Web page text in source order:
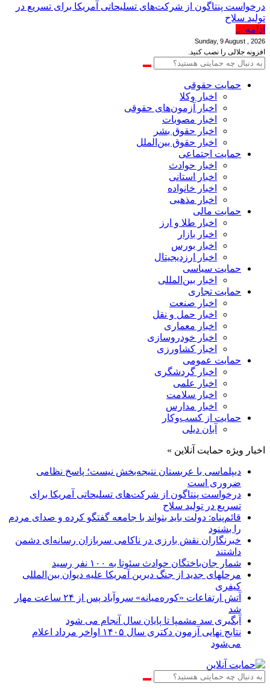
درخواست پنتاگون از شرکت‌های تسلیحاتی آمریکا برای تسریع در
تولید سلاح
ادامه ...
Sunday, 9 August , 2026
افزونه جلالی را نصب کنید.
حمایت حقوقی
اخبار وکلا
اخبار آزمون‌های حقوقی
اخبار مصوبات
اخبار حقوق بشر
اخبار حقوق بین‌الملل
حمایت اجتماعی
اخبار حوادث
اخبار استانی
اخبار خانواده
اخبار مذهبی
حمایت مالی
اخبار طلا و ارز
اخبار بازار
اخبار بورس
اخبار ارزدیجیتال
حمایت سیاسی
اخبار بین‌المللی
حمایت تجاری
اخبار صنعت
اخبار حمل و نقل
اخبار معماری
اخبار خودروسازی
اخبار کشاورزی
حمایت عمومی
اخبار گردشگری
اخبار علمی
اخبار سلامت
اخبار مدارس
حمایت از کسب‌وکار
آبان دیلی
اخبار ویژه حمایت آنلاین »
دیپلماسی با عربستان نتیجه‌بخش نیست؛ پاسخ نظامی
ضروری است
درخواست پنتاگون از شرکت‌های تسلیحاتی آمریکا برای
تسریع در تولید سلاح
قائم‌پناه: دولت باید بتواند با جامعه گفتگو کرده و صدای مردم
را بشنود
خبرنگاران نقش بارزی در ناکامی سربازان رسانه‌ای دشمن
داشتند
شمار جان‌باختگان حوادث سئوتا به ۱۰۰ نفر رسید
مرحله‎ای جدید از جنگ دیرین آمریکا علیه دیوان بین‌المللی
کیفری
آتش ارتفاعات «کوره‌میانه» سروآباد پس از ۲۴ ساعت مهار
شد
آبگیری سد مشمپا تا پایان سال آنجام می شود
نتایج نهایی آزمون دکتری سال ۱۴۰۵ اواخر مرداد اعلام
می‌شود